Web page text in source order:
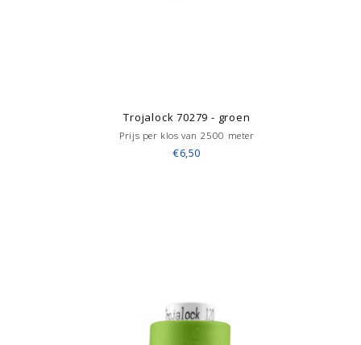
Trojalock 70279 - groen
Prijs per klos van 2500 meter
€6,50